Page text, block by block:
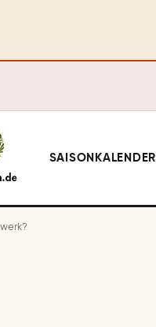
SAISONKALENDER